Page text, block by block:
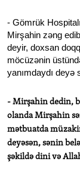
- Gömrük
Mirşahin zəng
deyir, doxsan
möcüzənin
yanımdaydı deyə
- Mirşahin dedin,
olanda Mirşahin
mətbuatda
deyəsən, sənin
şəkildə dini və